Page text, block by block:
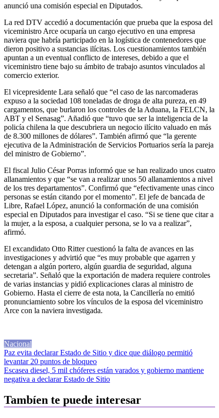
anunció una comisión especial en Diputados.
La red DTV accedió a documentación que prueba que la esposa del
viceministro Arce ocuparía un cargo ejecutivo en una empresa
naviera que habría participado en la logística de contenedores que
dieron positivo a sustancias ilícitas. Los cuestionamientos también
apuntan a un eventual conflicto de intereses, debido a que el
viceministro tiene bajo su ámbito de trabajo asuntos vinculados al
comercio exterior.
El vicepresidente Lara señaló que “el caso de las narcomaderas
expuso a la sociedad 108 toneladas de droga de alta pureza, en 49
cargamentos, que burlaron los controles de la Aduana, la FELCN, la
ABT y el Senasag”. Añadió que “tuvo que ser la inteligencia de la
policía chilena la que descubriera un negocio ilícito valuado en más
de 8.300 millones de dólares”. También afirmó que “la gerente
ejecutiva de la Administración de Servicios Portuarios sería la pareja
del ministro de Gobierno”.
El fiscal Julio César Porras informó que se han realizado unos cuatro
allanamientos y que “se van a realizar unos 50 allanamientos a nivel
de los tres departamentos”. Confirmó que “efectivamente unas cinco
personas se están citando por el momento”. El jefe de bancada de
Libre, Rafael López, anunció la conformación de una comisión
especial en Diputados para investigar el caso. “Si se tiene que citar a
la mujer, a la esposa, a cualquier persona, se lo va a realizar”,
afirmó.
El excandidato Otto Ritter cuestionó la falta de avances en las
investigaciones y advirtió que “es muy probable que agarren y
detengan a algún portero, algún guardia de seguridad, alguna
secretaria”. Señaló que la exportación de madera requiere controles
de varias instancias y pidió explicaciones claras al ministro de
Gobierno. Hasta el cierre de esta nota, la Cancillería no emitió
pronunciamiento sobre los vínculos de la esposa del viceministro
Arce con la naviera investigada.
Nacional
Navegación
de
entradas
Paz evita declarar Estado de Sitio y dice que diálogo permitió
levantar 20 puntos de bloqueo
Escasea diesel, 5 mil chóferes están varados y gobierno mantiene
negativa a declarar Estado de Sitio
Tambíen te puede interesar